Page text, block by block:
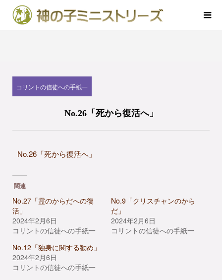
コリントの信徒への手紙一
No.26「死から復活へ」
No.26「死から復活へ」
関連
No.27「霊のからだへの復
活」
2024年2月6日
コリントの信徒への手紙一
No.9「クリスチャンのから
だ」
2024年2月6日
コリントの信徒への手紙一
No.12「独身に関する勧め」
2024年2月6日
コリントの信徒への手紙一